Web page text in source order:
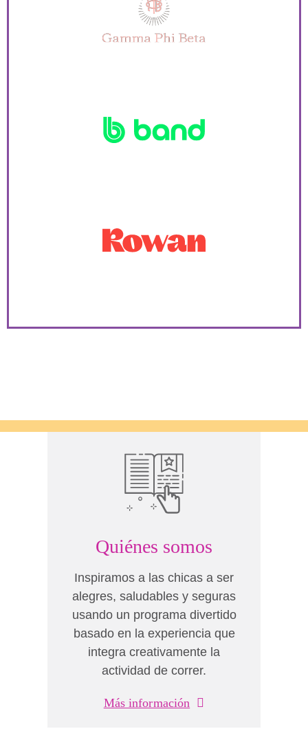
Quiénes somos
Inspiramos a las chicas a ser
alegres, saludables y seguras
usando un programa divertido
basado en la experiencia que
integra creativamente la
actividad de correr.
Más información